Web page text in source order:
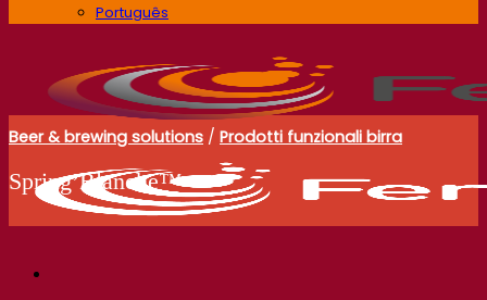
Português
Beer & brewing solutions / Prodotti funzionali birra
Spring’Blanche™